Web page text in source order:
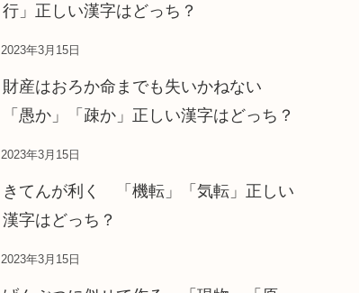
行」正しい漢字はどっち？
2023年3月15日
財産はおろか命までも失いかねない
「愚か」「疎か」正しい漢字はどっち？
2023年3月15日
きてんが利く 「機転」「気転」正しい
漢字はどっち？
2023年3月15日